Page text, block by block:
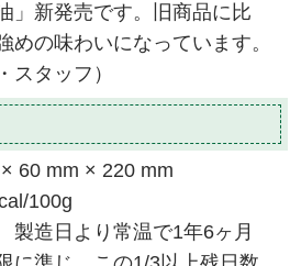
」新発売です。旧商品に比
めの味わいになっています。
スタッフ）
60 mm × 220 mm
100g
造日より常温で1年6ヶ月